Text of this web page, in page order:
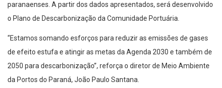
paranaenses. A partir dos dados apresentados, será desenvolvido
o Plano de Descarbonização da Comunidade Portuária.
“Estamos somando esforços para reduzir as emissões de gases
de efeito estufa e atingir as metas da Agenda 2030 e também de
2050 para descarbonização”, reforça o diretor de Meio Ambiente
da Portos do Paraná, João Paulo Santana.